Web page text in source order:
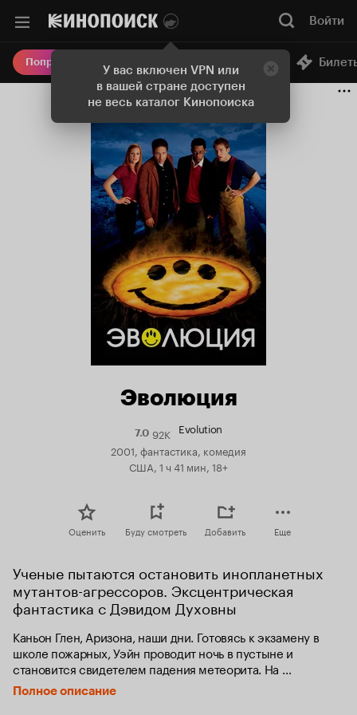
У вас включен VPN или
в вашей стране доступен
не весь каталог Кинопоиска
Войти
Попробовать Плюс Онлайн-кинотеатр
Эволюция
7.0Рейтинг
Кинопоиска
7.0
92K Evolution
2001, фантастика, комедия
США, 1 ч 41 мин, 18+
Оценить Буду смотреть Добавить Еще
Ученые пытаются остановить инопланетных
мутантов-агрессоров. Эксцентрическая
фантастика с Дэвидом Духовны
Каньон Глен, Аризона, наши дни. Готовясь к экзамену в
школе пожарных, Уэйн проводит ночь в пустыне и
становится свидетелем падения метеорита. На
следующий день учитель биологии доктор Айра Кейн и
учитель геологии Гарри Блок пробираются в пещеру, к
Полное описание